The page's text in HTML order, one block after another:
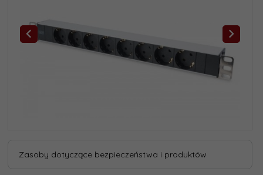
Zasoby dotyczące bezpieczeństwa i produktów